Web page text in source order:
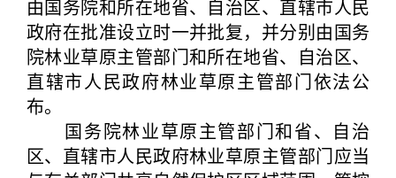
由国务院和所在地省、自治区、直辖市人民
政府在批准设立时一并批复，并分别由国务
院林业草原主管部门和所在地省、自治区、
直辖市人民政府林业草原主管部门依法公
布。
国务院林业草原主管部门和省、自治
区、直辖市人民政府林业草原主管部门应当